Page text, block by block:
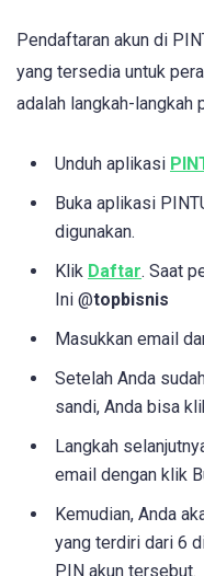
Pendaftaran akun di
yang tersedia untuk
adalah langkah-langkah
Unduh aplikasi
Buka aplikasi
digunakan.
Klik Daftar. Saat
Ini @topbisnis
Masukkan email
Setelah Anda
sandi, Anda bisa
Langkah
email dengan klik
Kemudian, Anda
yang terdiri dari 6
PIN akun tersebut.